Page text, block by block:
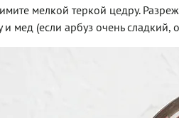
мелкой теркой цедру.
и мед (если арбуз очень сладкий,